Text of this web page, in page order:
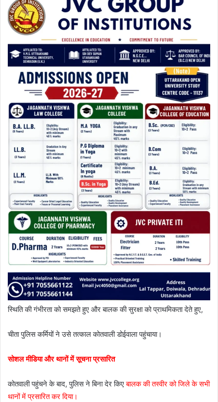
स्थिति की गंभीरता को समझते हुए और बालक की सुरक्षा को प्राथमिकता देते हुए,
चीता पुलिस कर्मियों ने उसे तत्काल कोतवाली डोईवाला पहुंचाया।
सोशल मीडिया और थानों में सूचना प्रसारित
कोतवाली पहुंचने के बाद, पुलिस ने बिना देर किएबालक की तस्वीर को जिले के सभी
थानों में प्रसारित कर दिया।